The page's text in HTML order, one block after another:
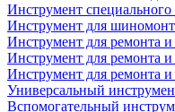
Инструмент специального
Инструмент для
Инструмент для ремонта
Инструмент для ремонта
Инструмент для ремонта
Универсальный
Вспомогательный